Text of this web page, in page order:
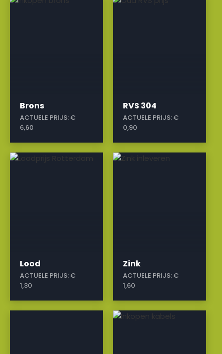
Brons
ACTUELE PRIJS:€
6,60
RVS 304
ACTUELE PRIJS:€
0,90
Lood
ACTUELE PRIJS:€
1,30
a
Zink
ACTUELE PRIJS:€
1,60
a
a